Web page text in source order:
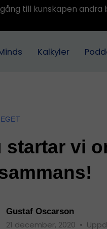
till kunskapen andra
Kalkyler
startar vi
Gustaf Oscarson
21 december, 2020 •